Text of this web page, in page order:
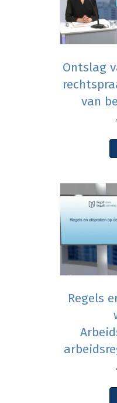
Ontslag
van
Regels